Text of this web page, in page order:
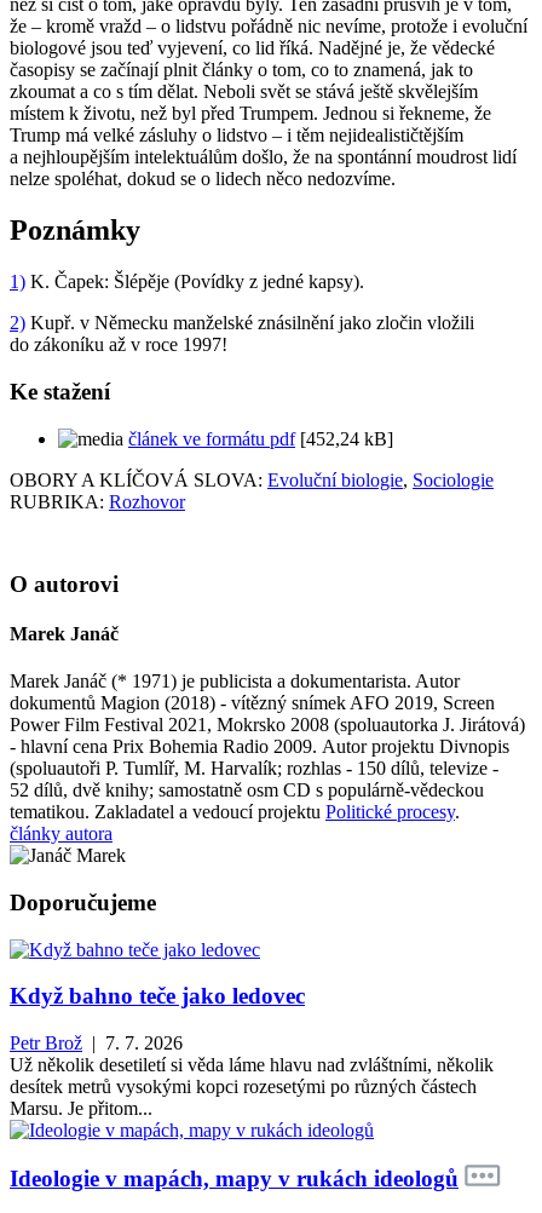
než si číst o tom, jaké opravdu byly. Ten zásadní průšvih je v tom,
že – kromě vražd – o lidstvu pořádně nic nevíme, protože i evoluční
biologové jsou teď vyjevení, co lid říká. Nadějné je, že vědecké
časopisy se začínají plnit články o tom, co to znamená, jak to
zkoumat a co s tím dělat. Neboli svět se stává ještě skvělejším
místem k životu, než byl před Trumpem. Jednou si řekneme, že
Trump má velké zásluhy o lidstvo – i těm nejidealističtějším
a nejhloupějším intelektuálům došlo, že na spontánní moudrost lidí
nelze spoléhat, dokud se o lidech něco nedozvíme.
Poznámky
1) K. Čapek: Šlépěje (Povídky z jedné kapsy).
2) Kupř. v Německu manželské znásilnění jako zločin vložili
do zákoníku až v roce 1997!
Ke stažení
článek ve formátu pdf[452,24 kB]
OBORY A KLÍČOVÁ SLOVA: Evoluční biologie, Sociologie
RUBRIKA: Rozhovor
O autorovi
Marek Janáč
Marek Janáč (* 1971) je publicista a dokumentarista. Autor
dokumentů Magion (2018) - vítězný snímek AFO 2019, Screen
Power Film Festival 2021, Mokrsko 2008 (spoluautorka J. Jirátová)
- hlavní cena Prix Bohemia Radio 2009. Autor projektu Divnopis
(spoluautoři P. Tumlíř, M. Harvalík; rozhlas - 150 dílů, televize -
52 dílů, dvě knihy; samostatně osm CD s populárně-vědeckou
tematikou. Zakladatel a vedoucí projektu Politické procesy.
články autora
Doporučujeme
Když bahno teče jako ledovec
Petr Brož | 7. 7. 2026
Už několik desetiletí si věda láme hlavu nad zvláštními, několik
desítek metrů vysokými kopci rozesetými po různých částech
Marsu. Je přitom...
Ideologie v mapách, mapy v rukách ideologů